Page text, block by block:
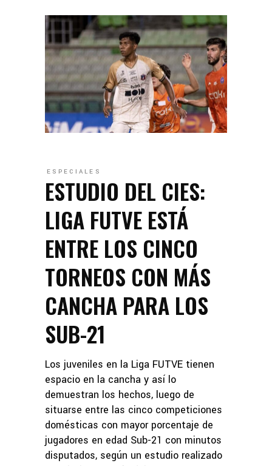
ESPECIALES
ESTUDIO DEL CIES:
LIGA FUTVE ESTÁ
ENTRE LOS CINCO
TORNEOS CON MÁS
CANCHA PARA LOS
SUB-21
Los juveniles en la Liga FUTVE tienen
espacio en la cancha y así lo
demuestran los hechos, luego de
situarse entre las cinco competiciones
domésticas con mayor porcentaje de
jugadores en edad Sub-21 con minutos
disputados, según un estudio realizado